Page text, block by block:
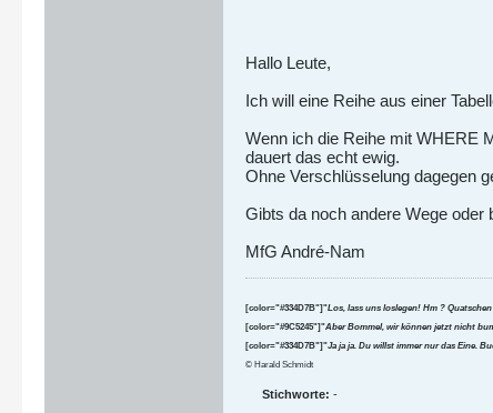
Hallo Leute,
Ich will eine Reihe aus einer
Wenn ich die Reihe mit WHERE
dauert das echt ewig.
Ohne Verschlüsselung dagegen
Gibts da noch andere Wege oder
MfG André-Nam
[color="#334D7B"]"Los, lass uns loslegen! Hm ?
[color="#9C5245"]"Aber Bommel, wir können jetzt nicht
[color="#334D7B"]"Ja ja ja. Du willst immer nur das Eine.
© Harald Schmidt
Stichworte: -